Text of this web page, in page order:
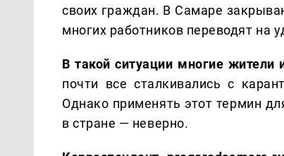
своих граждан. В Самаре
многих работников переводят на
В такой ситуации многие жители
почти все сталкивались с
Однако применять этот термин
в стране — неверно.